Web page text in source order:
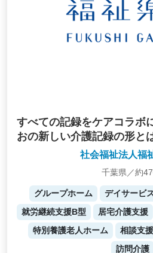
すべての記録をケアコラボ
おの新しい介護記録の形と
社会福祉法人福
千葉県／約
グループホーム デイサービ
就労継続支援B型
居宅介護支援
特別養護老人ホーム
相談支援
訪問介護